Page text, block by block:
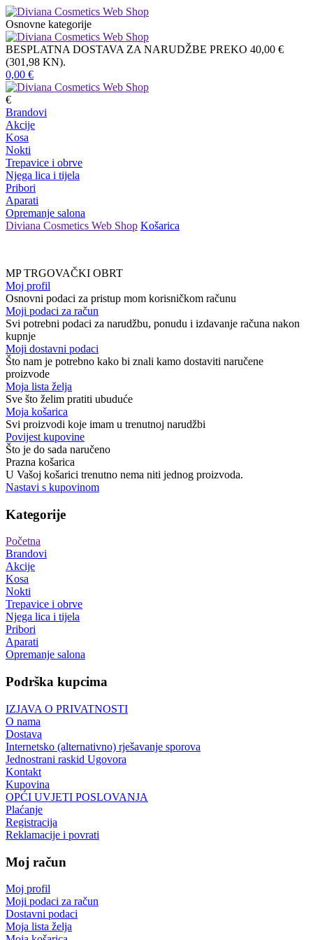
Osnovne kategorije
BESPLATNA DOSTAVA ZA NARUDŽBE PREKO 40,00 €
(301,98 KN).
0,00 €
€
Brandovi
Akcije
Kosa
Nokti
Trepavice i obrve
Njega lica i tijela
Pribori
Aparati
Opremanje salona
Diviana Cosmetics Web Shop Košarica
MP TRGOVAČKI OBRT
Moj profil
Osnovni podaci za pristup mom korisničkom računu
Moji podaci za račun
Svi potrebni podaci za narudžbu, ponudu i izdavanje računa nakon
kupnje
Moji dostavni podaci
Što nam je potrebno kako bi znali kamo dostaviti naručene
proizvode
Moja lista želja
Sve što želim pratiti ubuduće
Moja košarica
Svi proizvodi koje imam u trenutnoj narudžbi
Povijest kupovine
Što je do sada naručeno
Prazna košarica
U Vašoj košarici trenutno nema niti jednog proizvoda.
Nastavi s kupovinom
Kategorije
Početna
Brandovi
Akcije
Kosa
Nokti
Trepavice i obrve
Njega lica i tijela
Pribori
Aparati
Opremanje salona
Podrška kupcima
IZJAVA O PRIVATNOSTI
O nama
Dostava
Internetsko (alternativno) rješavanje sporova
Jednostrani raskid Ugovora
Kontakt
Kupovina
OPĆI UVJETI POSLOVANJA
Plaćanje
Registracija
Reklamacije i povrati
Moj račun
Moj profil
Moji podaci za račun
Dostavni podaci
Moja lista želja